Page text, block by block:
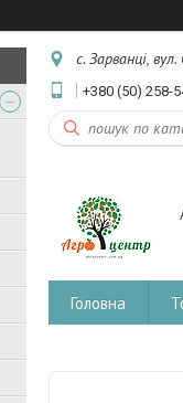
с. Зарванці,
+380 (50) 258-
Головна